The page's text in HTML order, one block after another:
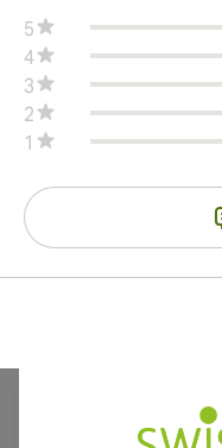
5
4
3
2
1